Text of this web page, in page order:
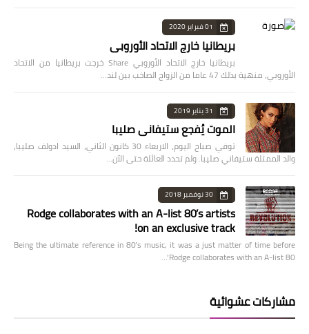
01 فبراير 2020
بريطانيا خارج الاتحاد الأوروبي
بريطانيا خارج الاتحاد الأوروبي Share خرجت بريطانيا من الاتحاد
الأوروبي، منهية بذلك 47 عاما من الزواج الصاخب بين لند…
31 يناير 2019
الموت يُفجع ستيفاني صليبا
توفي صباح اليوم، الاربعاء 30 كانون الثاني، السيد ادولف صليبا،
والد الممثلة ستيفاني صليبا. ولم تحدد العائلة حتى الآن…
30 نوفمبر 2018
Rodge collaborates with an A-list 80’s artists
on an exclusive track!
Being the ultimate reference in 80’s music, it was a just matter of time before
Rodge collaborates with an A-list 80’…
مشاركات عشوائية